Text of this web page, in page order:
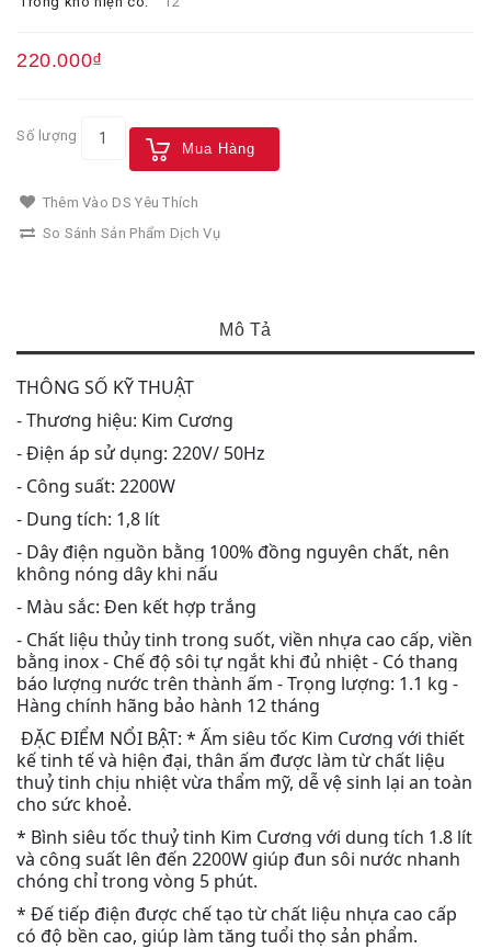
220.000₫
Số lượng
Mua Hàng
Thêm Vào DS Yêu Thích
So Sánh Sản Phẩm Dịch Vụ
Mô Tả
THÔNG SỐ KỸ THUẬT
- Thương hiệu: Kim Cương
- Điện áp sử dụng: 220V/ 50Hz
- Công suất: 2200W
- Dung tích: 1,8 lít
- Dây điện nguồn bằng 100% đồng nguyên chất, nên
không nóng dây khi nấu
- Màu sắc: Đen kết hợp trắng
- Chất liệu thủy tinh trong suốt, viền nhựa cao cấp, viền
bằng inox - Chế độ sôi tự ngắt khi đủ nhiệt - Có thang
báo lượng nước trên thành ấm - Trọng lượng: 1.1 kg -
Hàng chính hãng bảo hành 12 tháng
ĐẶC ĐIỂM NỔI BẬT: * Ấm siêu tốc Kim Cương với thiết
kế tinh tế và hiện đại, thân ấm được làm từ chất liệu
thuỷ tinh chịu nhiệt vừa thẩm mỹ, dễ vệ sinh lại an toàn
cho sức khoẻ.
* Bình siêu tốc thuỷ tinh Kim Cương với dung tích 1.8 lít
và công suất lên đến 2200W giúp đun sôi nước nhanh
chóng chỉ trong vòng 5 phút.
* Đế tiếp điện được chế tạo từ chất liệu nhựa cao cấp
có độ bền cao, giúp làm tăng tuổi thọ sản phẩm.